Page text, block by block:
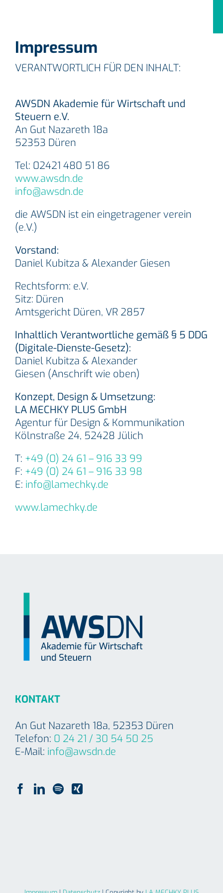
Impressum
VERANTWORTLICH FÜR DEN INHALT:
AWSDN Akademie für Wirtschaft und
Steuern e.V.
An Gut Nazareth 18a
52353 Düren
Tel: 02421 480 51 86
www.awsdn.de
info@awsdn.de
die AWSDN ist ein eingetragener verein
(e.V.)
Vorstand:
Daniel Kubitza & Alexander Giesen
Rechtsform: e.V.
Sitz: Düren
Amtsgericht Düren, VR 2857
Inhaltlich Verantwortliche gemäß § 5 DDG
(Digitale-Dienste-Gesetz):
Daniel Kubitza & Alexander
Giesen (Anschrift wie oben)
Konzept, Design & Umsetzung:
LA MECHKY PLUS GmbH
Agentur für Design & Kommunikation
Kölnstraße 24, 52428 Jülich
T: +49 (0) 24 61 – 916 33 99
F: +49 (0) 24 61 – 916 33 98
E: info@lamechky.de
www.lamechky.de
KONTAKT
An Gut Nazareth 18a, 52353 Düren
Telefon: 0 24 21 / 30 54 50 25
E-Mail: info@awsdn.de